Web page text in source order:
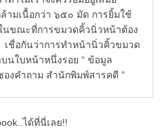
ามเนื้อกว่า ๖๕๐ มัด การยิ้มใช้
นขณะที่การขมวดคิ้วนิ่วหน้าต้อง
อกันว่าการทำหน้านิ่วคิ้วขมวด
นใบหน้าหนึ่งรอย “ ข้อมูล
งคำถาม สำนักพิมพ์สารคดี ”
ได้ที่นี่เลย!!